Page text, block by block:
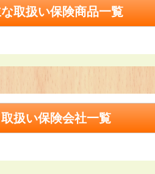
取扱い保険商品一覧
取扱い保険会社一覧